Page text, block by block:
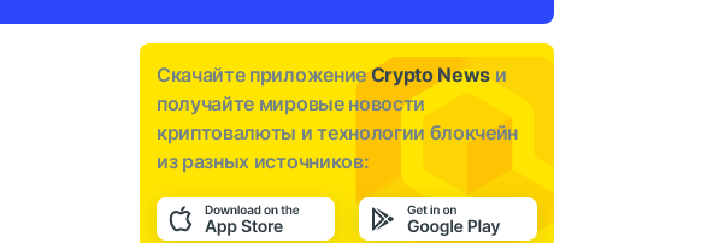
Скачайте приложениеCrypto News и
получайте мировые новости
криптовалюты и технологии блокчейн
из разных источников: